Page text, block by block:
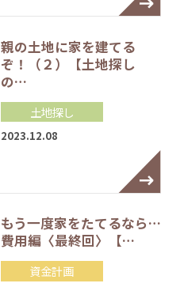
親の土地に家を建てる
ぞ！（２）【土地探し
の…
土地探し
2023.12.08
もう一度家をたてるなら…
費用編〈最終回〉【…
資金計画